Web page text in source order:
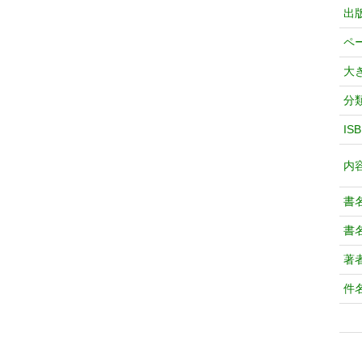
出
ペ
大
分
内
書
書
著
件